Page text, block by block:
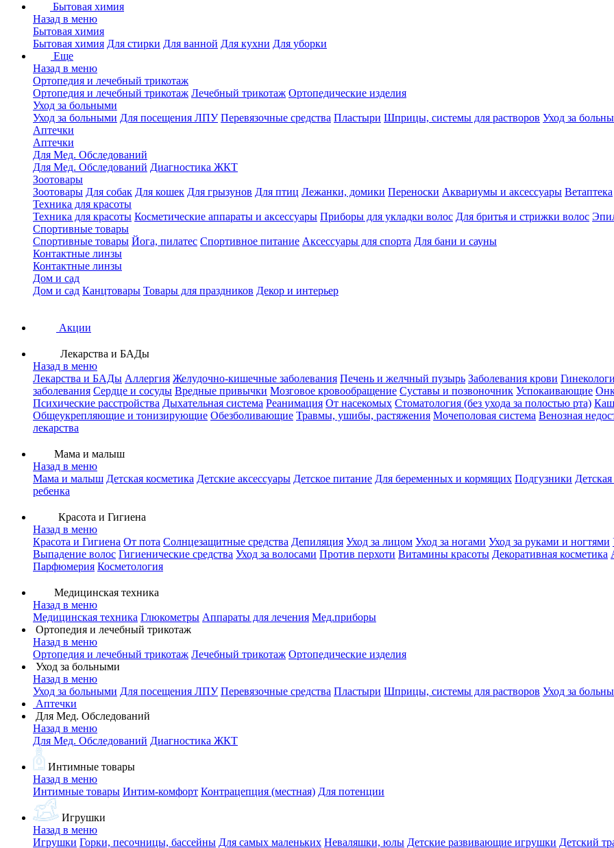
Бытовая химия
Назад в меню
Бытовая химия
Бытовая химия Для стирки Для ванной Для кухни Для уборки
Еще
Назад в меню
Ортопедия и лечебный трикотаж
Ортопедия и лечебный трикотаж Лечебный трикотаж Ортопедические изделия
Уход за больными
Уход за больными Для посещения ЛПУ Перевязочные средства Пластыри Шприцы, системы для растворов Уход за
Аптечки
Аптечки
Для Мед. Обследований
Для Мед. Обследований Диагностика ЖКТ
Зоотовары
Зоотовары Для собак Для кошек Для грызунов Для птиц Лежанки, домики Переноски Аквариумы и аксессуары Ветаптека
Техника для красоты
Техника для красоты Косметические аппараты и аксессуары Приборы для укладки волос Для бритья и стрижки волос
Спортивные товары
Спортивные товары Йога, пилатес Спортивное питание Аксессуары для спорта Для бани и сауны
Контактные линзы
Контактные линзы
Дом и сад
Дом и сад Канцтовары Товары для праздников Декор и интерьер
Акции
Лекарства и БАДы
Назад в меню
Лекарства и БАДы Аллергия Желудочно-кишечные заболевания Печень и желчный пузырь Заболевания крови
заболевания Сердце и сосуды Вредные привычки Мозговое кровообращение Суставы и позвоночник Успокаивающие
Психические расстройства Дыхательная система Реанимация От насекомых Стоматология (без ухода за полостью рта)
Общеукрепляющие и тонизирующие Обезболивающие Травмы, ушибы, растяжения Мочеполовая система Венозная
лекарства
Мама и малыш
Назад в меню
Мама и малыш Детская косметика Детские аксессуары Детское питание Для беременных и кормящих Подгузники
ребенка
Красота и Гигиена
Назад в меню
Красота и Гигиена От пота Солнцезащитные средства Депиляция Уход за лицом Уход за ногами Уход за руками и ногтями
Выпадение волос Гигиенические средства Уход за волосами Против перхоти Витамины красоты Декоративная косметика
Парфюмерия Косметология
Медицинская техника
Назад в меню
Медицинская техника Глюкометры Аппараты для лечения Мед.приборы
Ортопедия и лечебный трикотаж
Назад в меню
Ортопедия и лечебный трикотаж Лечебный трикотаж Ортопедические изделия
Уход за больными
Назад в меню
Уход за больными Для посещения ЛПУ Перевязочные средства Пластыри Шприцы, системы для растворов Уход за
Аптечки
Для Мед. Обследований
Назад в меню
Для Мед. Обследований Диагностика ЖКТ
Интимные товары
Назад в меню
Интимные товары Интим-комфорт Контрацепция (местная) Для потенции
Игрушки
Назад в меню
Игрушки Горки, песочницы, бассейны Для самых маленьких Неваляшки, юлы Детские развивающие игрушки Детский